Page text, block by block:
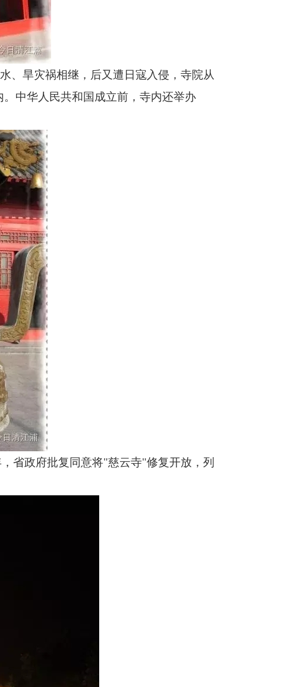
、旱灾祸相继，后又遭日寇入侵，寺院从
中华人民共和国成立前，寺内还举办
省政府批复同意将"慈云寺"修复开放，列